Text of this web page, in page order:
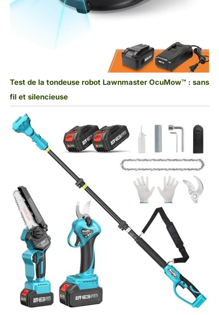
Test de la tondeuse robot Lawnmaster OcuMow™ : sans
fil et silencieuse